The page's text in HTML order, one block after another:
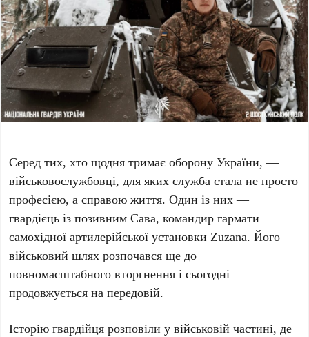
Серед тих, хто щодня тримає оборону України, —
військовослужбовці, для яких служба стала не просто
професією, а справою життя. Один із них —
гвардієць із позивним Сава, командир гармати
самохідної артилерійської установки Zuzana. Його
військовий шлях розпочався ще до
повномасштабного вторгнення і сьогодні
продовжується на передовій.
Історію гвардійця розповіли у військовій частині, де